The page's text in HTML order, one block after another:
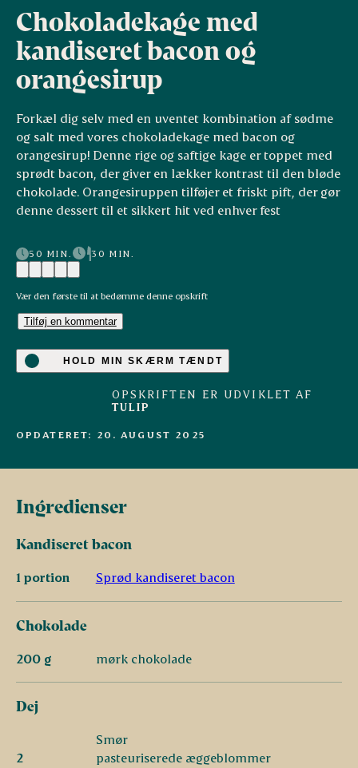
Chokoladekage med
kandiseret bacon og
orangesirup
Forkæl dig selv med en uventet kombination af sødme
og salt med vores chokoladekage med bacon og
orangesirup! Denne rige og saftige kage er toppet med
sprødt bacon, der giver en lækker kontrast til den bløde
chokolade. Orangesiruppen tilføjer et friskt pift, der gør
denne dessert til et sikkert hit ved enhver fest
50 MIN. 30 MIN.
Vær den første til at bedømme denne opskrift
Tilføj en kommentar
HOLD MIN SKÆRM TÆNDT
OPSKRIFTEN ER UDVIKLET AF
TULIP
OPDATERET: 20. AUGUST 2025
Ingredienser
Kandiseret bacon
1 portion Sprød kandiseret bacon
Chokolade
200 g mørk chokolade
Dej
Smør
2
pasteuriserede æggeblommer